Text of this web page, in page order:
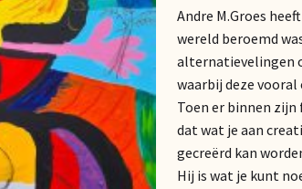
Andre M.Groes
wereld beroemd
alternatievelingen
waarbij deze
Toen er binnen
dat wat je aan
gecreërd kan
Hij is wat je kunt